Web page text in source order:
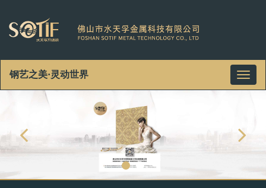
钢艺之美·灵动世界